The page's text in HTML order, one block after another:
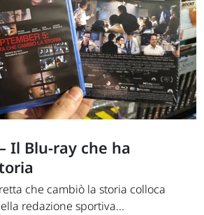
Il Blu-ray che ha
che cambiò la storia colloca
redazione sportiva...